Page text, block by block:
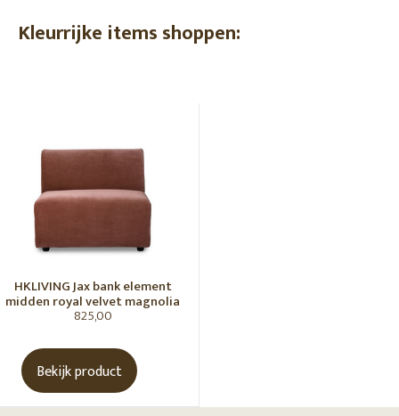
Kleurrijke items shoppen:
HKLIVING Jax bank element
midden royal velvet magnolia
825,00
Bekijk product